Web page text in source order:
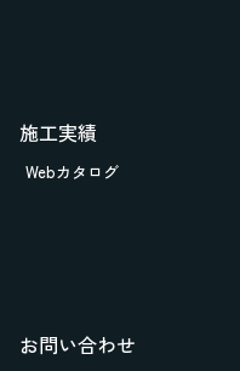
施工実績
Webカタログ
お問い合わせ